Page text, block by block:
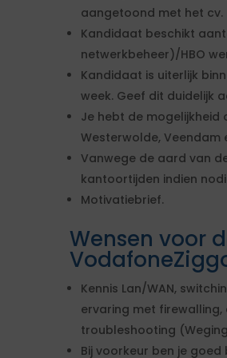
aangetoond met het cv.
Kandidaat beschikt
netwerkbeheer)/HBO
Kandidaat is uiterlijk
week. Geef dit duidelijk
Je hebt de mogelijkheid
Westerwolde, Veendam
Vanwege de aard van
kantoortijden indien
Motivatiebrief.
Wensen voor
Kennis Lan/WAN,
ervaring met
troubleshooting
Bij voorkeur ben je